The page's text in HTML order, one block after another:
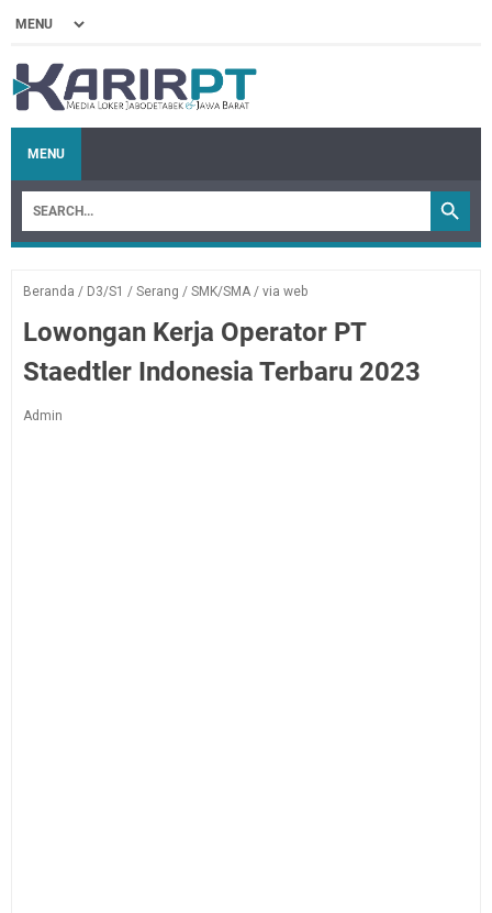
MENU
Beranda / D3/S1 / Serang / SMK/SMA / via web
Lowongan Kerja Operator PT
Staedtler Indonesia Terbaru 2023
Admin